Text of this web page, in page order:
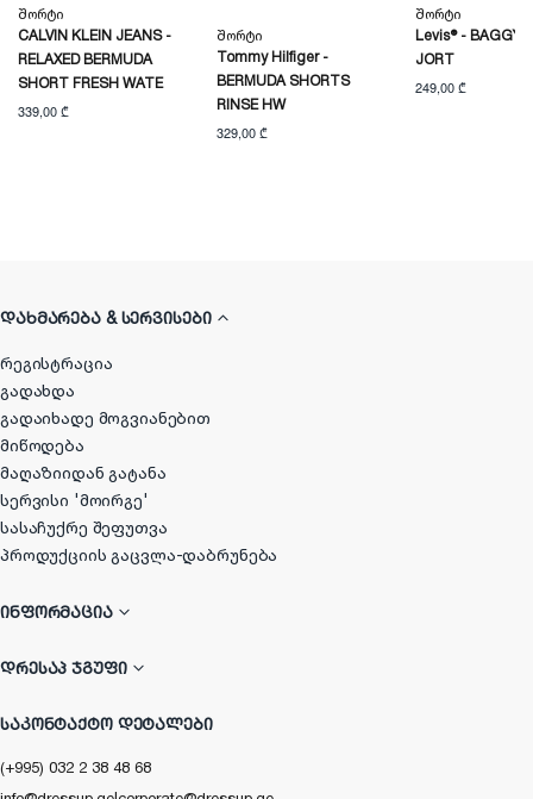
Შორტი
CALVIN KLEIN JEANS -
RELAXED BERMUDA
SHORT FRESH WATE
339,00 ₾
Შორტი
Tommy Hilfiger -
BERMUDA SHORTS
RINSE HW
329,00 ₾
Შორტი
Levis® - BAGGY
JORT
249,00 ₾
ᲓᲐᲮᲛᲐᲠᲔᲑᲐ & ᲡᲔᲠᲕᲘᲡᲔᲑᲘ
რეგისტრაცია
გადახდა
გადაიხადე მოგვიანებით
მიწოდება
მაღაზიიდან გატანა
სერვისი 'მოირგე'
სასაჩუქრე შეფუთვა
პროდუქციის გაცვლა-დაბრუნება
ᲘᲜᲤᲝᲠᲛᲐᲪᲘᲐ
ᲓᲠᲔᲡᲐᲞ ᲯᲒᲣᲤᲘ
ᲡᲐᲙᲝᲜᲢᲐᲥᲢᲝ ᲓᲔᲢᲐᲚᲔᲑᲘ
(+995) 032 2 38 48 68